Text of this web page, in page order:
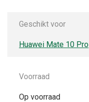
Geschikt voor
Huawei Mate 10 Pro
Voorraad
Op voorraad